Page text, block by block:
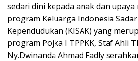
sedari dini kepada anak dan
program Keluarga Indonesia
Kependudukan (KISAK) yang
program Pojka I TPPKK, Staf Ahli
Ny.Dwinanda Ahmad Fadly